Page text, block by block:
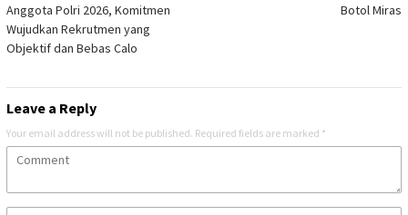
Anggota Polri 2026, Komitmen
Wujudkan Rekrutmen yang
Objektif dan Bebas Calo
Botol Miras
Leave a Reply
Your email address will not be published. Required fields are marked *